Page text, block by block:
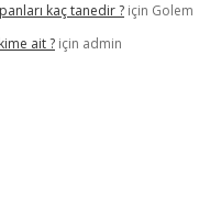
kaç tanedir ? için Golem
ait ? için admin